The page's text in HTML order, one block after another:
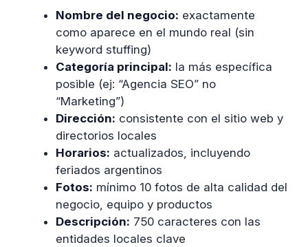
Nombre del negocio: exactamente
como aparece en el mundo real (sin
keyword stuffing)
Categoría principal: la más específica
posible (ej: “Agencia SEO” no
“Marketing”)
Dirección: consistente con el sitio web y
directorios locales
Horarios: actualizados, incluyendo
feriados argentinos
Fotos: mínimo 10 fotos de alta calidad del
negocio, equipo y productos
Descripción: 750 caracteres con las
entidades locales clave